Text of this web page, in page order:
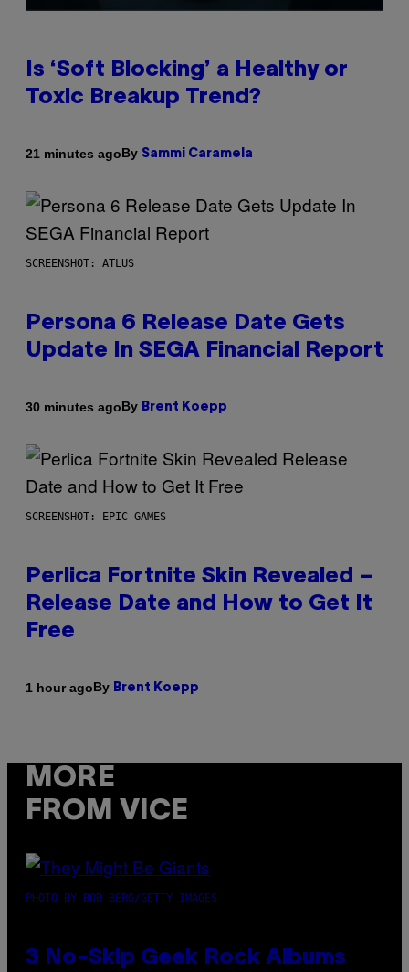
Is ‘Soft Blocking’ a Healthy or
Toxic Breakup Trend?
21 minutes agoBy Sammi Caramela
SCREENSHOT: ATLUS
Persona 6 Release Date Gets
Update In SEGA Financial Report
30 minutes agoBy Brent Koepp
SCREENSHOT: EPIC GAMES
Perlica Fortnite Skin Revealed –
Release Date and How to Get It
Free
1 hour agoBy Brent Koepp
MORE
FROM VICE
PHOTO BY BOB BERG/GETTY IMAGES
3 No-Skip Geek Rock Albums